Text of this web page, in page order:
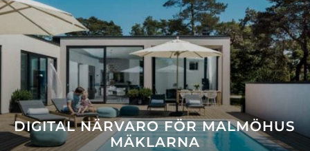
DIGITAL NÄRVARO FÖR MALMÖHUS
MÄKLARNA